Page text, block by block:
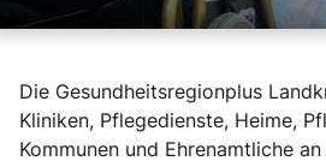
Die Gesundheitsregionplus
Kliniken, Pflegedienste, Heime,
Kommunen und Ehrenamtliche